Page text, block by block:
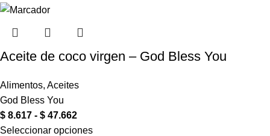
Aceite de coco virgen – God Bless You
Alimentos, Aceites
God Bless You
$ 8.617 - $ 47.662
Seleccionar opciones